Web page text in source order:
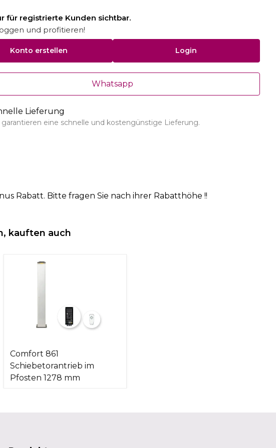
für registrierte Kunden sichtbar.
und profitieren!
Konto erstellen Login
Whatsapp
Lieferung
garantieren eine schnelle und kostengünstige Lieferung.
Rabatt. Bitte fragen Sie nach ihrer Rabatthöhe !!
kauften auch
Comfort 861
Schiebetorantrieb im
Pfosten 1278 mm